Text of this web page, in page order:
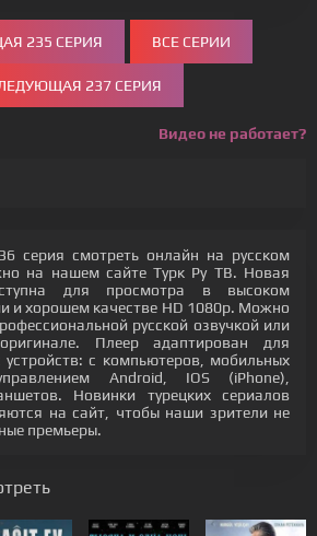
235 СЕРИЯ ВСЕ СЕРИИ
237 СЕРИЯ
Видео не работает?
серия смотреть онлайн на русском
на нашем сайте Турк Ру ТВ. Новая
для просмотра в высоком
и хорошем качестве HD 1080p. Можно
русской озвучкой или
Плеер адаптирован для
с компьютеров, мобильных
Android, IOS (iPhone),
Новинки турецких сериалов
на сайт, чтобы наши зрители не
премьеры.